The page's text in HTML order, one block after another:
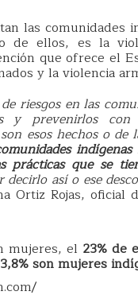
las comunidades
de ellos, es la
que ofrece el
y la violencia
riesgos en las
y prevenirlos
esos hechos o
prácticas que se
decirlo así o ese
Ortiz Rojas, oficial
mujeres, el 23% de
son mujeres